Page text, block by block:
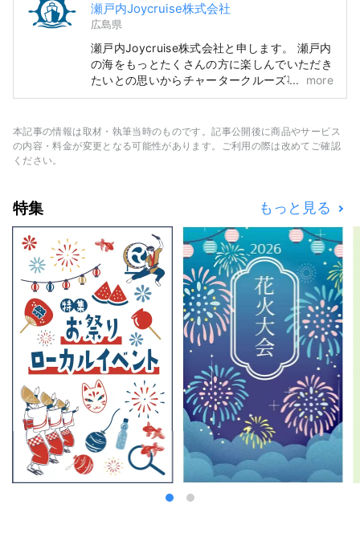
瀬戸内Joycruise株式会社
広島県
瀬戸内Joycruise株式会社と申します。 瀬戸内
の海をもっとたくさんの方に楽しんでいただき
たいとの思いからチャータークルーズ事業を行
っています。 瀬戸内の穏やかな気候と世界に
をお客様だけの特別な空間でお楽しみいただけ
ます。 地上では体験できない"非日常"をお届
more
本記事の情報は取材・執筆当時のものです。記事公開後に商品やサービス
の内容・料金が変更となる可能性があります。ご利用の際は改めてご確認
ください。
特集 もっと見る